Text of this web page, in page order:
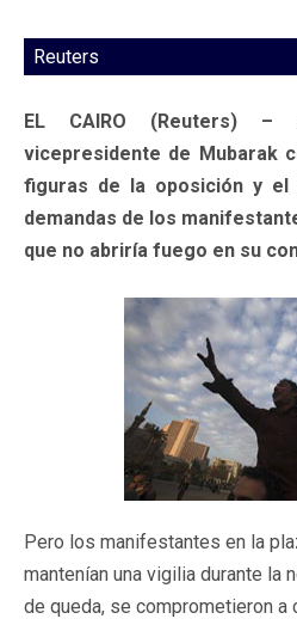
Reuters
EL CAIRO (Reuters) –
vicepresidente de Mubarak
figuras de la oposición y el
demandas de los
que no abriría fuego en su
Pero los manifestantes en la
mantenían una vigilia durante la
de queda, se comprometieron a